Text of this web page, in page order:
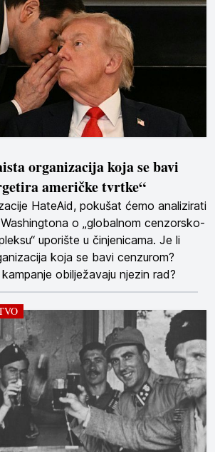
organizacija koja se bavi
američke tvrtke“
HateAid, pokušat ćemo analizirati
o „globalnom cenzorsko-
uporište u činjenicama. Je li
koja se bavi cenzurom?
obilježavaju njezin rad?